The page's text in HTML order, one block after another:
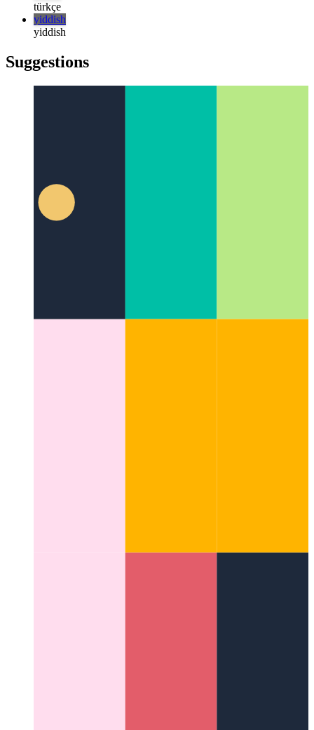
русский
русский
türkçe
yiddish